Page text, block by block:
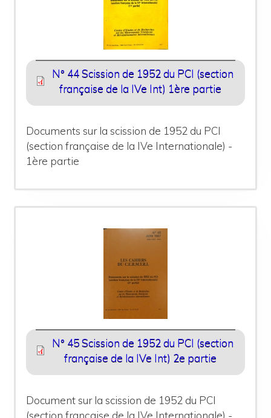
N° 44 Scission de 1952 du PCI (section
française de la IVe Int) 1ère partie
Documents sur la scission de 1952 du PCI
(section française de la IVe Internationale) -
1ère partie
N° 45 Scission de 1952 du PCI (section
française de la IVe Int) 2e partie
Document sur la scission de 1952 du PCI
(section française de la IVe Internationale) -